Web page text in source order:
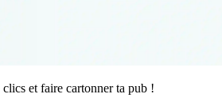
et faire cartonner ta pub !